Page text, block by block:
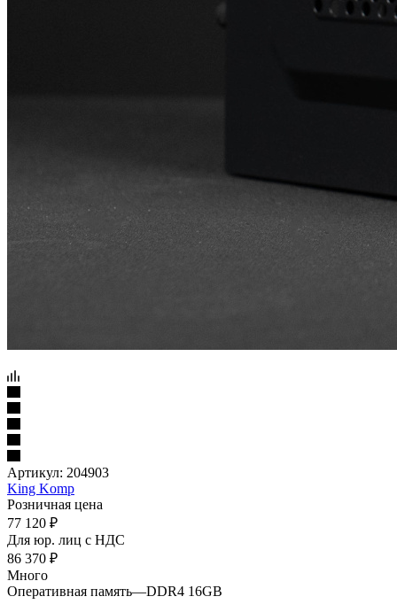
Артикул: 204903
King Komp
Розничная цена
77 120 ₽
Для юр. лиц c НДС
86 370 ₽
Много
Оперативная память—DDR4 16GB